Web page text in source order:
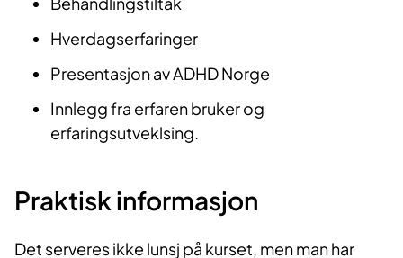
Hverdagserfaringer
Presentasjon av ADHD Norge
Innlegg fra erfaren bruker og
erfaringsutveklsing.
Praktisk informasjon
Det serveres ikke lunsj på kurset, men man har